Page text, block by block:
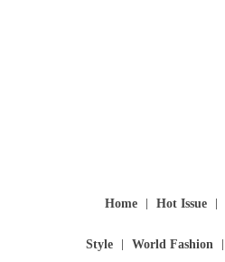
Home Hot Issue
Style World Fashion